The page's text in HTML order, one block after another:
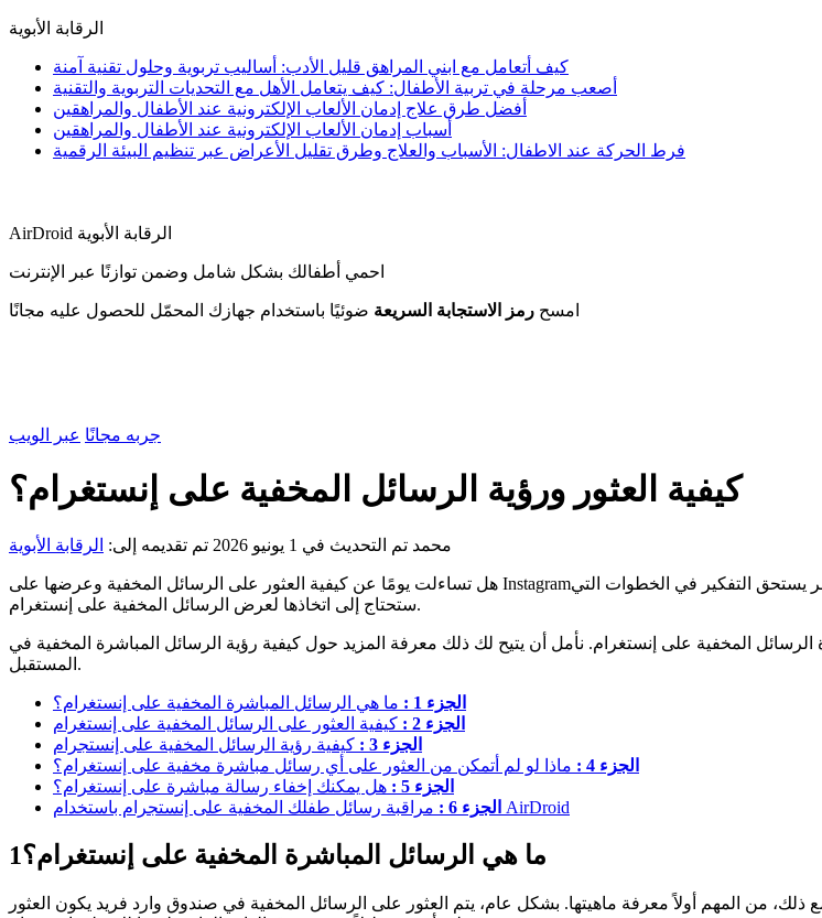
الرقابة الأبوية
كيف أتعامل مع ابني المراهق قليل الأدب: أساليب تربوية وحلول تقنية آمنة
أصعب مرحلة في تربية الأطفال: كيف يتعامل الأهل مع التحديات التربوية والتقنية
أفضل طرق علاج إدمان الألعاب الإلكترونية عند الأطفال والمراهقين
أسباب إدمان الألعاب الإلكترونية عند الأطفال والمراهقين
فرط الحركة عند الاطفال: الأسباب والعلاج وطرق تقليل الأعراض عبر تنظيم البيئة الرقمية
AirDroid الرقابة الأبوية
احمي أطفالك بشكل شامل وضمن توازنًا عبر الإنترنت
امسح رمز الاستجابة السريعة ضوئيًا باستخدام جهازك المحمّل للحصول عليه مجانًا
جربه مجانًا عبر الويب
كيفية العثور ورؤية الرسائل المخفية على إنستغرام؟
محمد تم التحديث في 1 يونيو 2026 تم تقديمه إلى: الرقابة الأبوية
هل تساءلت يومًا عن كيفية العثور على الرسائل المخفية وعرضها على Instagram؟ لا ينبغي أن يكون العثور على الرسائل المخفية على إنستغرام تحدياً كبيراً. ومع ذلك، فإن الأمر يستحق التفكير في الخطوات التي
ستحتاج إلى اتخاذها لعرض الرسائل المخفية على إنستغرام.
المخفية على إنستغرام. نأمل أن يتيح لك ذلك معرفة المزيد حول كيفية رؤية الرسائل المباشرة المخفية في
المستقبل.
الجزء 1 :
ما هي الرسائل المباشرة المخفية على إنستغرام؟
الجزء 2 :
كيفية العثور على الرسائل المخفية على إنستغرام
الجزء 3 :
كيفية رؤية الرسائل المخفية على إنستجرام
الجزء 4 :
ماذا لو لم أتمكن من العثور على أي رسائل مباشرة مخفية على إنستغرام؟
الجزء 5 :
هل يمكنك إخفاء رسالة مباشرة على إنستغرام؟
الجزء 6 : مراقبة رسائل طفلك المخفية على إنستجرام باستخدام AirDroid
1ما هي الرسائل المباشرة المخفية على إنستغرام؟
من المهم أولاً معرفة ماهيتها. بشكل عام، يتم العثور على الرسائل المخفية في صندوق وارد فريد يكون العثور